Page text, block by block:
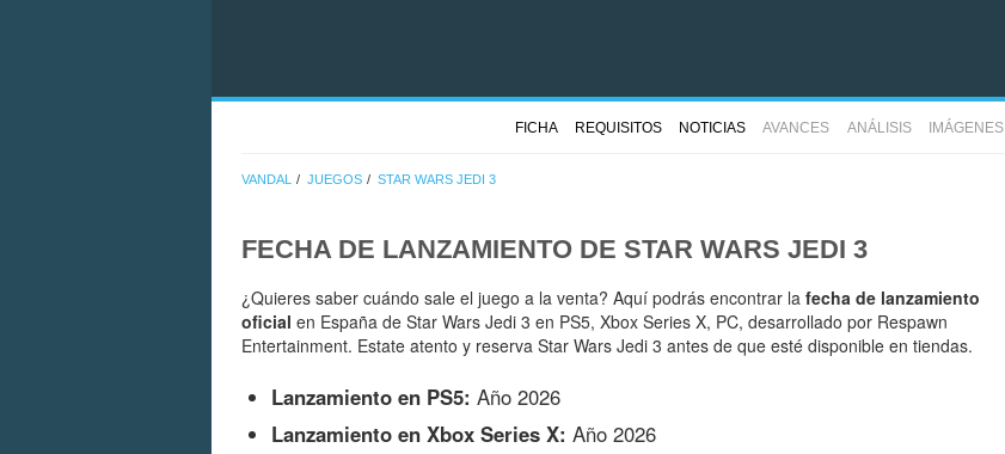
FICHA REQUISITOS NOTICIAS AVANCES ANÁLISIS IMÁGENES
VANDAL JUEGOS STAR WARS JEDI 3
FECHA DE LANZAMIENTO DE STAR WARS JEDI 3
¿Quieres saber cuándo sale el juego a la venta? Aquí podrás encontrar la fecha de lanzamiento
oficial en España de Star Wars Jedi 3 en PS5, Xbox Series X, PC, desarrollado por Respawn
Entertainment. Estate atento y reserva Star Wars Jedi 3 antes de que esté disponible en tiendas.
Lanzamiento en PS5: Año 2026
Lanzamiento en Xbox Series X: Año 2026